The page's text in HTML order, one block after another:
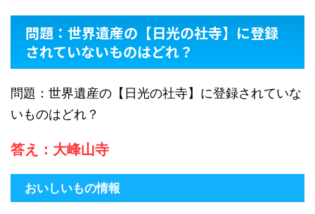
問題：世界遺産の【日光の社寺】に登録
されていないものはどれ？
問題：世界遺産の【日光の社寺】に登録されていな
いものはどれ？
答え：大峰山寺
おいしいもの情報